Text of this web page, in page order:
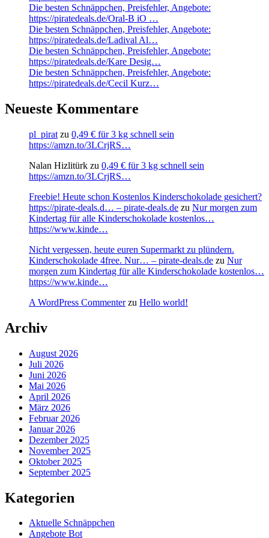
Die besten Schnäppchen, Preisfehler, Angebote:
https://piratedeals.de/Oral-B iO …
Die besten Schnäppchen, Preisfehler, Angebote:
https://piratedeals.de/Ladival Al…
Die besten Schnäppchen, Preisfehler, Angebote:
https://piratedeals.de/Kare Desig…
Die besten Schnäppchen, Preisfehler, Angebote:
https://piratedeals.de/Cecil Kurz…
Neueste Kommentare
pl_pirat zu 0,49 € für 3 kg schnell sein
https://amzn.to/3LCrjRS…
Nalan Hizlitürk zu 0,49 € für 3 kg schnell sein
https://amzn.to/3LCrjRS…
Freebie! Heute schon Kostenlos Kinderschokolade gesichert?
https://pirate-deals.d… – pirate-deals.de zu Nur morgen zum
Kindertag für alle Kinderschokolade kostenlos…
https://www.kinde…
Nicht vergessen, heute euren Supermarkt zu plündern.
Kinderschokolade 4free. Nur… – pirate-deals.de zu Nur
morgen zum Kindertag für alle Kinderschokolade kostenlos…
https://www.kinde…
A WordPress Commenterzu Hello world!
Archiv
August 2026
Juli 2026
Juni 2026
Mai 2026
April 2026
März 2026
Februar 2026
Januar 2026
Dezember 2025
November 2025
Oktober 2025
September 2025
Kategorien
Aktuelle Schnäppchen
Angebote Bot